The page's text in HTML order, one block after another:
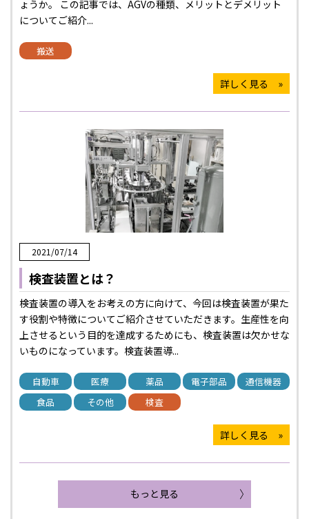
ょうか。 この記事では、AGVの種類、メリットとデメリット
についてご紹介...
搬送
詳しく見る »
2021/07/14
検査装置とは？
検査装置の導入をお考えの方に向けて、今回は検査装置が果た
す役割や特徴についてご紹介させていただきます。生産性を向
上させるという目的を達成するためにも、検査装置は欠かせな
いものになっています。検査装置導...
自動車 医療 薬品 電子部品
通信機器
食品
その他 検査
詳しく見る »
もっと見る